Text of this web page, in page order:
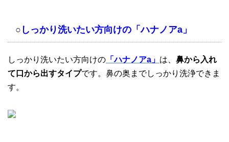
○ しっかり洗いたい方向けの「ハナノアa」
しっかり洗いたい方向けの 「ハナノアa」 は、 鼻から入れ
て口から出すタイプです。鼻の奥までしっかり洗浄できま
す。